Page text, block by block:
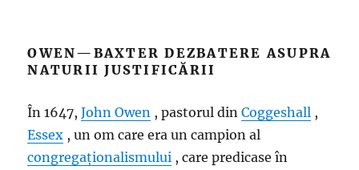
OWEN—BAXTER DEZBATERE ASUPRA
NATURII JUSTIFICĂRII
În 1647,John Owen , pastorul dinCoggeshall ,
Essex , un om care era un campion al
congregaționalismului , care predicase în